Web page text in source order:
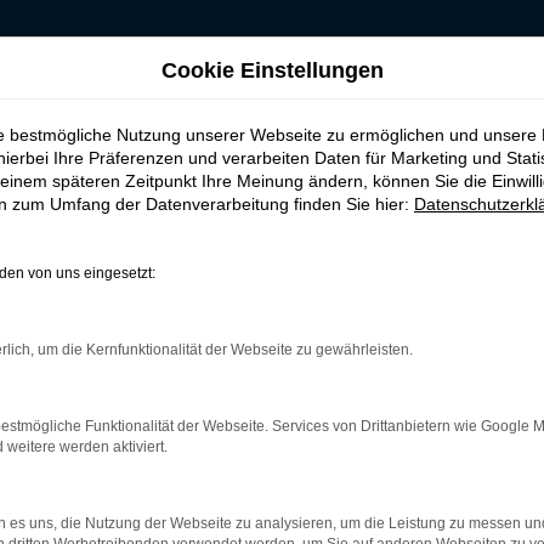
leasen,
ist ganz sicher das passende Fahrzeug für Sie. Der Vorteil
eine herausragende Ausstattung und eine enorme
Import sowie als Gebraucht- oder Jahreswagen.
sind. Wir beraten Sie gerne und stehen Ihnen für all
Network Error
Cookie Einstellungen
bestmögliche Nutzung unserer Webseite zu ermöglichen und unsere
Ihre Präferenzen und verarbeiten Daten für Marketing und
späteren Zeitpunkt Ihre Meinung ändern, können Sie die
zum Umfang der Datenverarbeitung finden Sie hier:
von uns eingesetzt:
um die Kernfunktionalität der Webseite zu gewährleisten.
Funktionalität der Webseite. Services von Drittanbietern wie Google
weitere werden aktiviert.
es uns, die Nutzung der Webseite zu analysieren, um die Leistung zu messen